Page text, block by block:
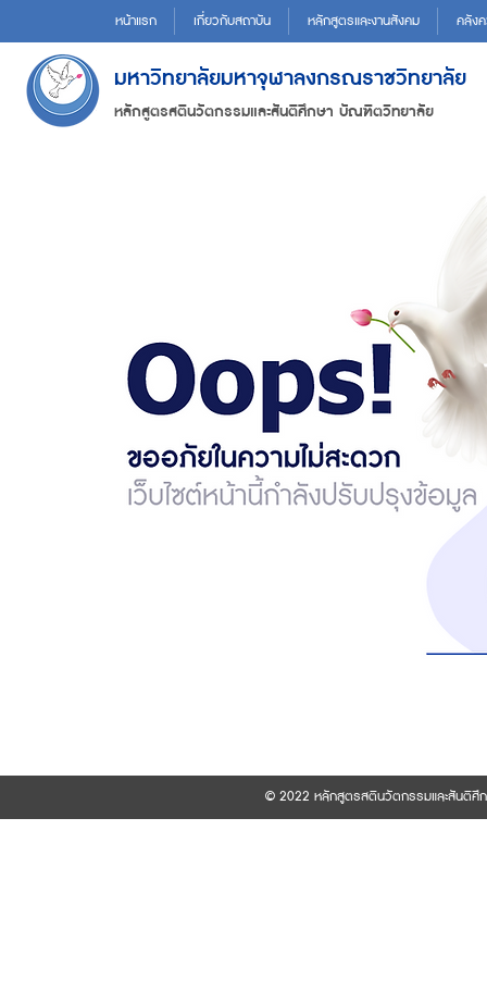
หน้าแรก เกี่ยวกับสถาบัน หลักสูตรและงานสังคม คลัง
มหาวิทยาลัยมหาจุฬาลงกรณราชวิทยาลัย
หลักสูตรสตินวัตกรรมและสันติศึกษา บัณฑิตวิทยาลัย
© 2022 หลักสูตรสตินวัตกรรมและสันติศึ